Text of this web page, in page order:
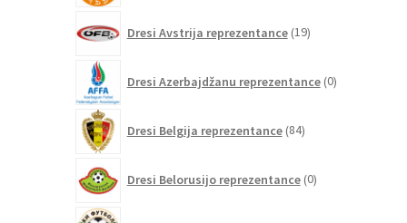
Dresi Avstrija reprezentance 19izdelkov
Dresi Azerbajdžanu reprezentance 0izdelkov
Dresi Belgija reprezentance 84izdelkov
Dresi Belorusijo reprezentance 0izdelkov